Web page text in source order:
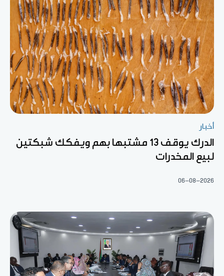
أخبار
الدرك يوقف 13 مشتبها بهم ويفكك شبكتين
لبيع المخدرات
06-08-2026